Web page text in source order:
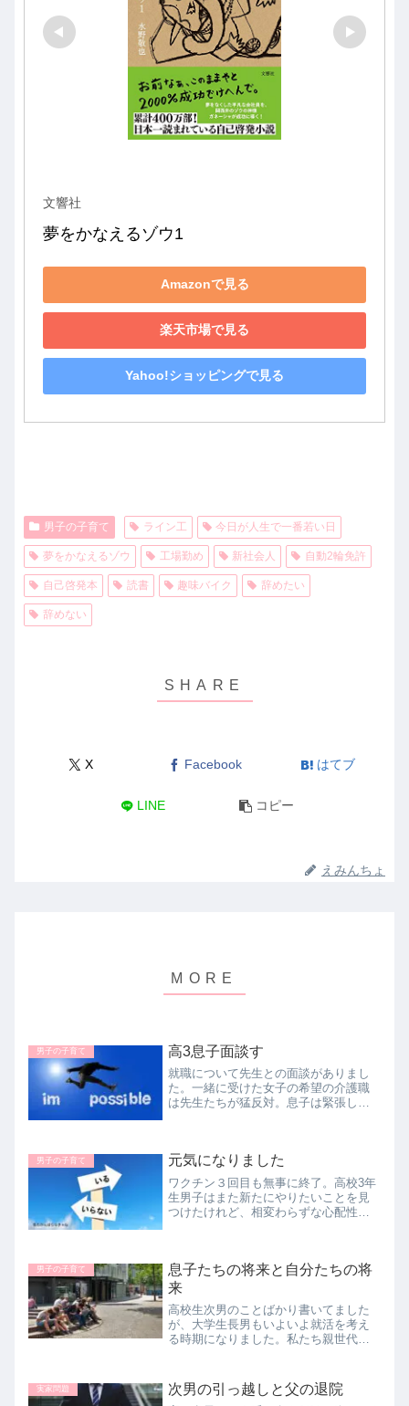
文響社
夢をかなえるゾウ1
Amazonで見る
楽天市場で見る
Yahoo!ショッピングで見る
男子の子育て ライン工 今日が人生で一番若い日
夢をかなえるゾウ 工場勤め 新社会人 自動2輪免許
自己啓発本 読書 趣味バイク 辞めたい
辞めない
X Facebook はてブ
LINE コピー
えみんちょ
男子の子育て 高3息子面談す
就職について先生との面談がありまし
た。一緒に受けた女子の希望の介護職
は先生たちが猛反対。息子は緊張した
も親は見守るしかないですね。
男子の子育て 元気になりました
ワクチン３回目も無事に終了。高校3年
生男子はまた新たにやりたいことを見
つけたけれど、相変わらずな心配性の
た。マインドを変えることができるで
しょうか？
男子の子育て
息子たちの将来と自分たちの将
来
高校生次男のことばかり書いてました
が、大学生長男もいよいよ就活を考え
る時期になりました。私たち親世代が
アドバイスなんてできません。なんと
か自力で道を切り開いて行ってほしい
実家問題 次男の引っ越しと父の退院